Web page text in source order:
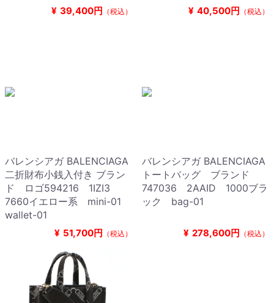
¥ 39,400円 （税込） ¥ 40,500円 （税込）
バレンシアガ BALENCIAGA
二折財布小銭入付き ブラン
ド ロゴ594216 1IZI3
7660イエロー系 mini-01
wallet-01
¥ 51,700円 （税込）
バレンシアガ BALENCIAGA
トートバッグ ブランド
747036 2AAID 1000ブラ
ック bag-01
¥ 278,600円 （税込）